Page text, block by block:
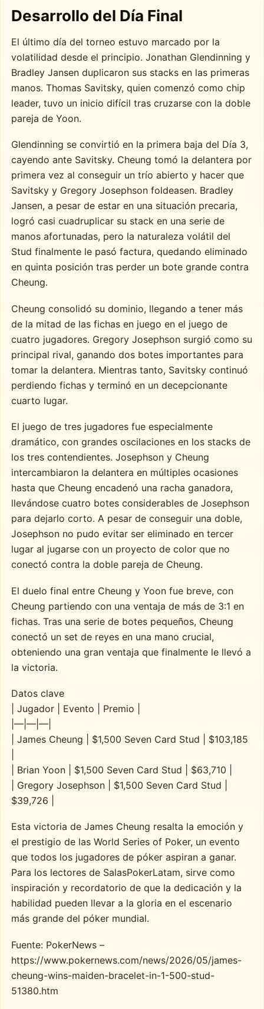
Desarrollo del Día Final
El último día del torneo estuvo marcado por la
volatilidad desde el principio. Jonathan Glendinning y
Bradley Jansen duplicaron sus stacks en las primeras
manos. Thomas Savitsky, quien comenzó como chip
leader, tuvo un inicio difícil tras cruzarse con la doble
pareja de Yoon.
Glendinning se convirtió en la primera baja del Día 3,
cayendo ante Savitsky. Cheung tomó la delantera por
primera vez al conseguir un trío abierto y hacer que
Savitsky y Gregory Josephson foldeasen. Bradley
Jansen, a pesar de estar en una situación precaria,
logró casi cuadruplicar su stack en una serie de
manos afortunadas, pero la naturaleza volátil del
Stud finalmente le pasó factura, quedando eliminado
en quinta posición tras perder un bote grande contra
Cheung.
Cheung consolidó su dominio, llegando a tener más
de la mitad de las fichas en juego en el juego de
cuatro jugadores. Gregory Josephson surgió como su
principal rival, ganando dos botes importantes para
tomar la delantera. Mientras tanto, Savitsky continuó
perdiendo fichas y terminó en un decepcionante
cuarto lugar.
El juego de tres jugadores fue especialmente
dramático, con grandes oscilaciones en los stacks de
los tres contendientes. Josephson y Cheung
intercambiaron la delantera en múltiples ocasiones
hasta que Cheung encadenó una racha ganadora,
llevándose cuatro botes considerables de Josephson
para dejarlo corto. A pesar de conseguir una doble,
Josephson no pudo evitar ser eliminado en tercer
lugar al jugarse con un proyecto de color que no
conectó contra la doble pareja de Cheung.
El duelo final entre Cheung y Yoon fue breve, con
Cheung partiendo con una ventaja de más de 3:1 en
fichas. Tras una serie de botes pequeños, Cheung
conectó un set de reyes en una mano crucial,
obteniendo una gran ventaja que finalmente le llevó a
la victoria.
Datos clave
| Jugador | Evento | Premio |
|—|—|—|
| James Cheung | $1,500 Seven Card Stud | $103,185
| Brian Yoon | $1,500 Seven Card Stud | $63,710 |
| Gregory Josephson | $1,500 Seven Card Stud |
$39,726 |
Esta victoria de James Cheung resalta la emoción y
el prestigio de las World Series of Poker, un evento
que todos los jugadores de póker aspiran a ganar.
Para los lectores de SalasPokerLatam, sirve como
inspiración y recordatorio de que la dedicación y la
habilidad pueden llevar a la gloria en el escenario
más grande del póker mundial.
Fuente: PokerNews –
https://www.pokernews.com/news/2026/05/james-
cheung-wins-maiden-bracelet-in-1-500-stud-
51380.htm